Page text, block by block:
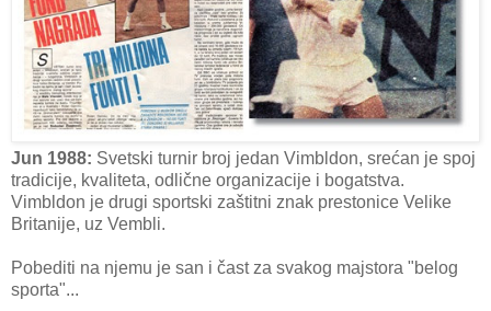
Jun 1988: Svetski turnir broj jedan Vimbldon, srećan je spoj
tradicije, kvaliteta, odlične organizacije i bogatstva.
Vimbldon je drugi sportski zaštitni znak prestonice Velike
Britanije, uz Vembli.
Pobediti na njemu je san i čast za svakog majstora "belog
sporta"...